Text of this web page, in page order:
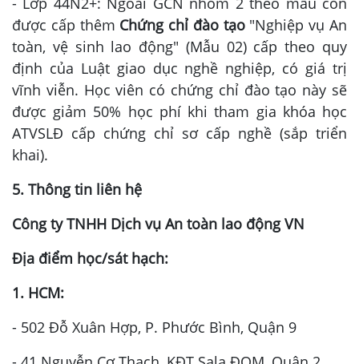
được cấp thêm Chứng chỉ đào tạo"Nghiệp vụ An
toàn, vệ sinh lao động" (Mẫu 02) cấp theo quy
định của Luật giao dục nghề nghiệp, có giá trị
vĩnh viễn. Học viên có chứng chỉ đào tạo này sẽ
được giảm 50% học phí khi tham gia khóa học
ATVSLĐ cấp chứng chỉ sơ cấp nghề (sắp triển
khai).
5. Thông tin liên hệ
Công ty TNHH Dịch vụ An toàn lao động VN
Địa điểm học/sát hạch:
1. HCM:
- 502 Đỗ Xuân Hợp, P. Phước Bình, Quận 9